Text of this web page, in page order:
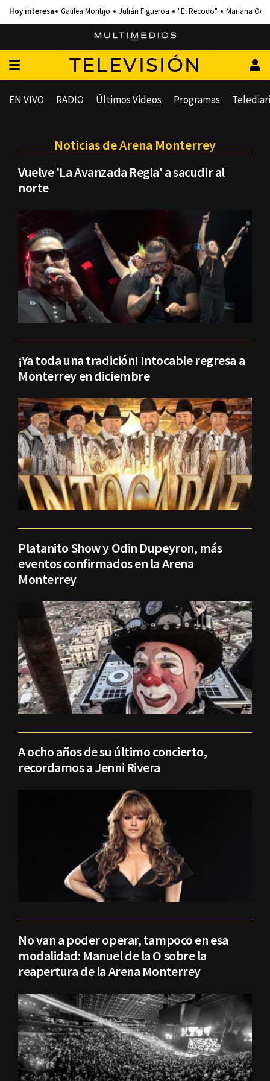
Galilea Montijo Julián Figueroa "El Recodo" Mariana
TELEVISIÓN
EN VIVO RADIO Últimos Videos Programas
Noticias de Arena Monterrey
Vuelve 'La Avanzada Regia' a sacudir al
norte
¡Ya toda una tradición! Intocable regresa a
Monterrey en diciembre
Platanito Show y Odin Dupeyron, más
eventos confirmados en la Arena
Monterrey
A ocho años de su último concierto,
recordamos a Jenni Rivera
No van a poder operar, tampoco en esa
modalidad: Manuel de la O sobre la
reapertura de la Arena Monterrey